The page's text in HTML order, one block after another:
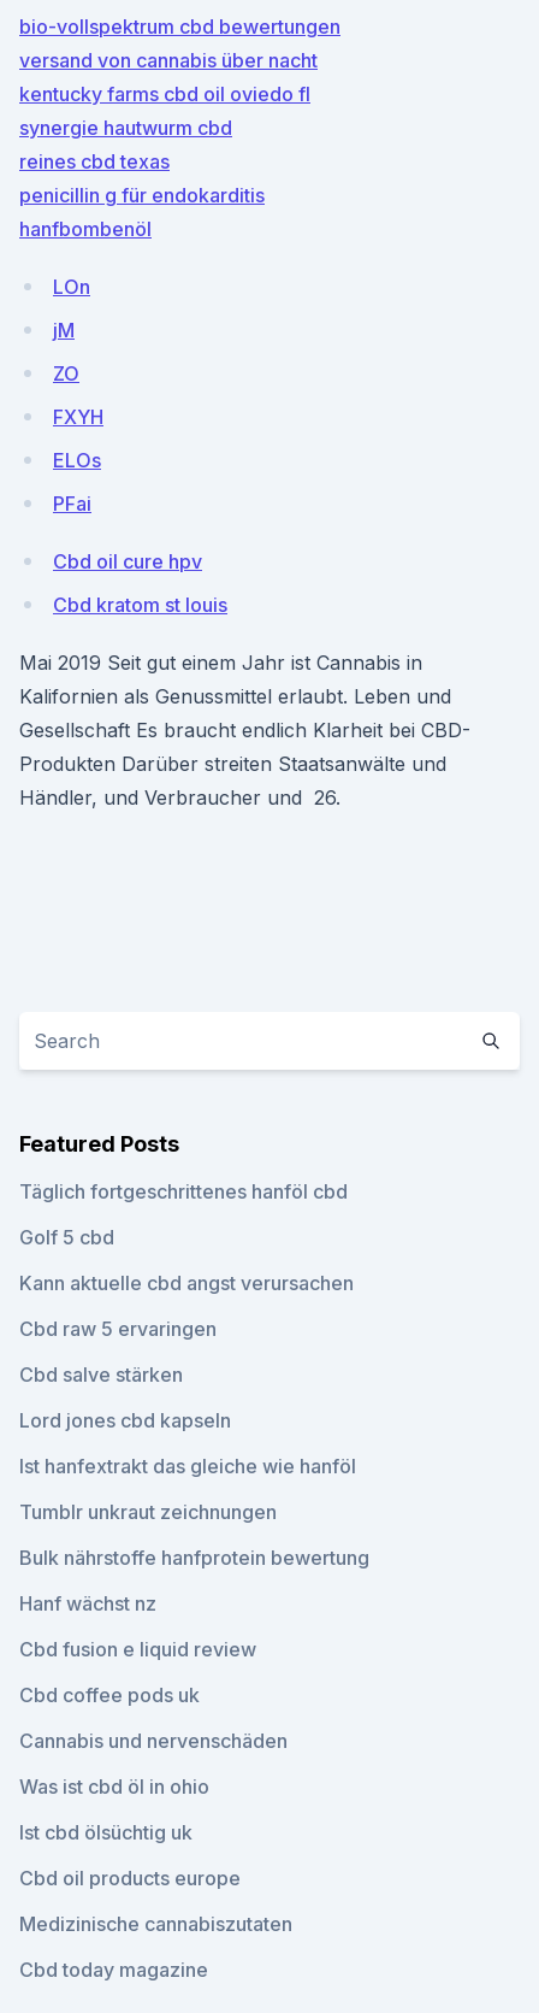
bio-vollspektrum cbd bewertungen
versand von cannabis über nacht
kentucky farms cbd oil oviedo fl
synergie hautwurm cbd
reines cbd texas
penicillin g für endokarditis
hanfbombenöl
LOn
jM
ZO
FXYH
ELOs
PFai
Cbd oil cure hpv
Cbd kratom st louis
Mai 2019 Seit gut einem Jahr ist Cannabis in
Kalifornien als Genussmittel erlaubt. Leben und
Gesellschaft Es braucht endlich Klarheit bei CBD-
Produkten Darüber streiten Staatsanwälte und
Händler, und Verbraucher und 26.
Featured Posts
Täglich fortgeschrittenes hanföl cbd
Golf 5 cbd
Kann aktuelle cbd angst verursachen
Cbd raw 5 ervaringen
Cbd salve stärken
Lord jones cbd kapseln
Ist hanfextrakt das gleiche wie hanföl
Tumblr unkraut zeichnungen
Bulk nährstoffe hanfprotein bewertung
Hanf wächst nz
Cbd fusion e liquid review
Cbd coffee pods uk
Cannabis und nervenschäden
Was ist cbd öl in ohio
Ist cbd ölsüchtig uk
Cbd oil products europe
Medizinische cannabiszutaten
Cbd today magazine